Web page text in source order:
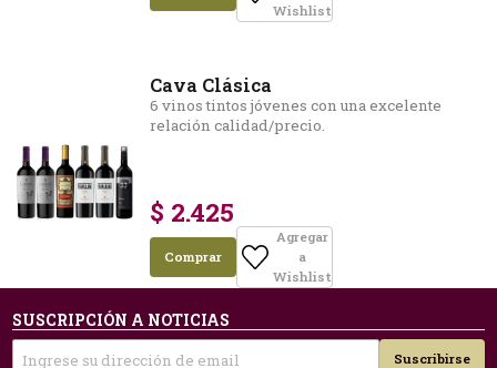
Wishlist
Cava Clásica
6 vinos tintos jóvenes con una excelente
relación calidad/precio.
$ 2.425
Comprar
Agregar
a
Wishlist
SUSCRIPCIÓN A NOTICIAS
Suscribirse